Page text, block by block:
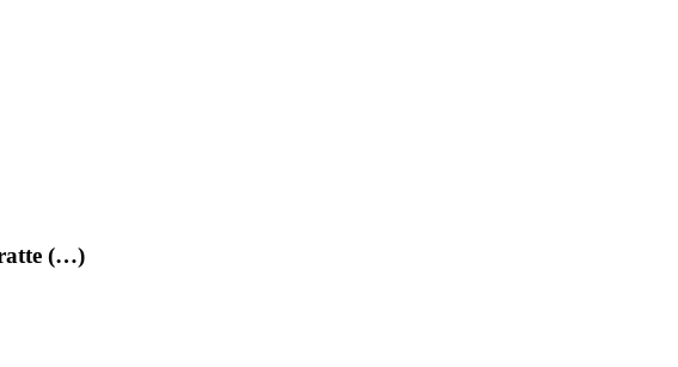
(…)